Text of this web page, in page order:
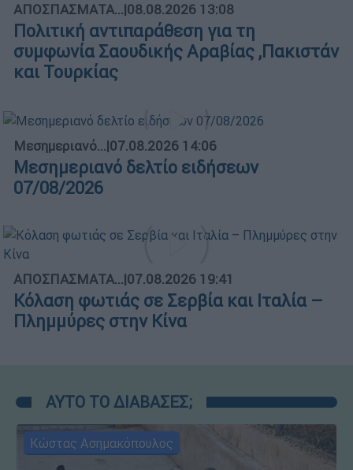
ΑΠΟΣΠΑΣΜΑΤΑ...|08.08.2026 13:08
Πολιτική αντιπαράθεση για τη
συμφωνία Σαουδικής Αραβίας ,Πακιστάν
και Τουρκίας
Μεσημεριανό...|07.08.2026 14:06
Μεσημεριανό δελτίο ειδήσεων
07/08/2026
ΑΠΟΣΠΑΣΜΑΤΑ...|07.08.2026 19:41
Κόλαση φωτιάς σε Σερβία και Ιταλία –
Πλημμύρες στην Κίνα
ΑΥΤΟ ΤΟ ΔΙΑΒΑΣΕΣ;
Κώστας Ασημακόπουλος